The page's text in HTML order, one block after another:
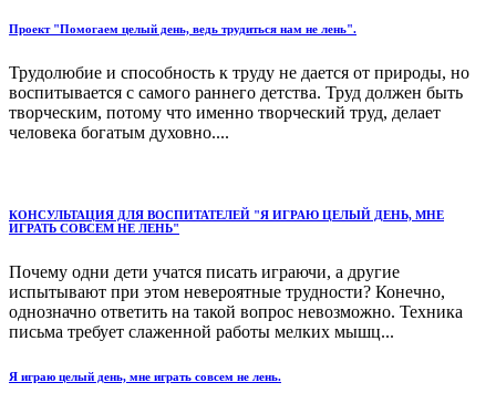
Проект "Помогаем целый день, ведь трудиться нам не лень".
Трудолюбие и способность к труду не дается от природы, но
воспитывается с самого раннего детства. Труд должен быть
творческим, потому что именно творческий труд, делает
человека богатым духовно....
КОНСУЛЬТАЦИЯ ДЛЯ ВОСПИТАТЕЛЕЙ "Я ИГРАЮ ЦЕЛЫЙ ДЕНЬ, МНЕ
ИГРАТЬ СОВСЕМ НЕ ЛЕНЬ"
Почему одни дети учатся писать играючи, а другие
испытывают при этом невероятные трудности? Конечно,
однозначно ответить на такой вопрос невозможно. Техника
письма требует слаженной работы мелких мышц...
Я играю целый день, мне играть совсем не лень.